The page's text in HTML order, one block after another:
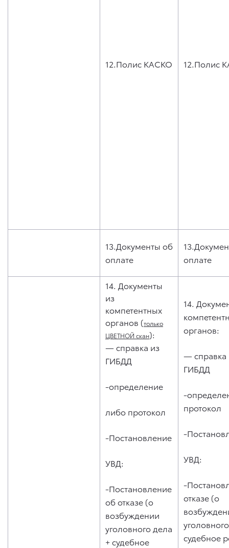
12.Полис КАСКО 12.Полис
13.Документы об
оплате
оплате
14. Документы
из
компетентных
органов (только
ЦВЕТНОЙ скан):
— справка из
ГИБДД
-определение
либо протокол
-Постановление
УВД:
-Постановление
об отказе (о
возбуждении
уголовного дела
+ судебное
14.
органов:
— справка
ГИБДД
-
протокол
-
УВД:
-
отказе (о
судебное